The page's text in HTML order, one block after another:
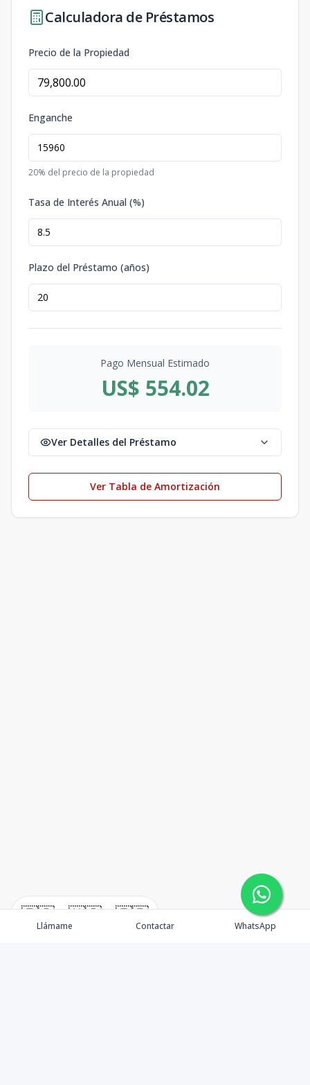
🇪🇸 🇺🇸 🇫🇷
Calculadora de Préstamos
Precio de la Propiedad
Enganche
20% del precio de la propiedad
Tasa de Interés Anual (%)
Plazo del Préstamo (años)
Pago Mensual Estimado
US$ 554.02
Ver Detalles del Préstamo
Ver Tabla de Amortización
Llámame Contactar WhatsApp